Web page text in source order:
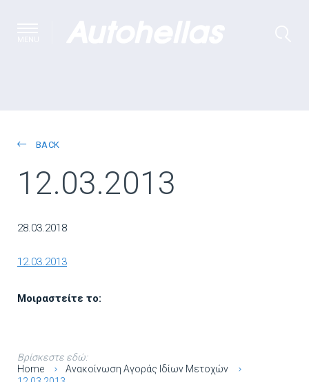
BACK
12.03.2013
28.03.2018
12.03.2013
Μοιραστείτε το:
Βρίσκεστε εδώ:
Home
Ανακοίνωση Αγοράς Ιδίων Μετοχών